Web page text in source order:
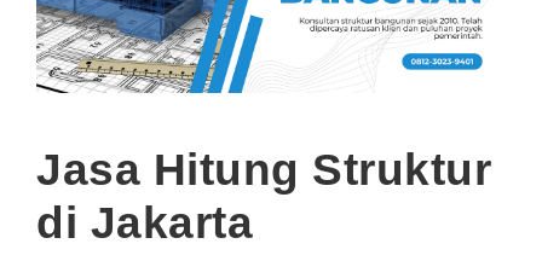
Jasa Hitung Struktur
di Jakarta